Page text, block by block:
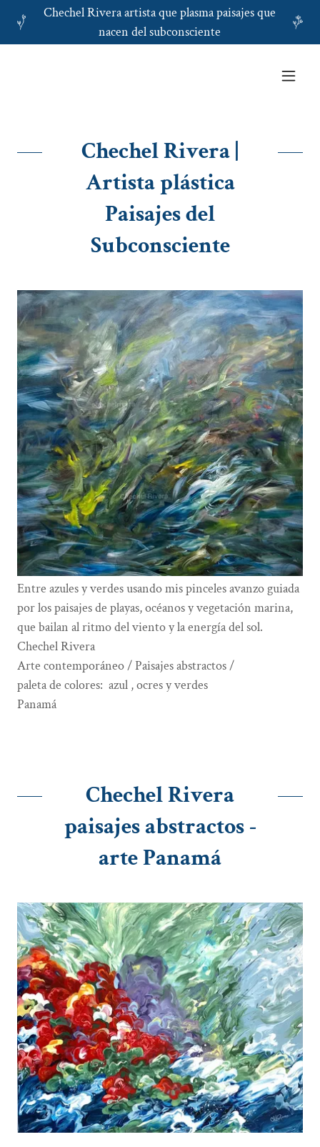
Chechel Rivera artista que plasma paisajes que
nacen del subconsciente
Chechel Rivera |
Artista plástica
Paisajes del
Subconsciente
Entre azules y verdes usando mis pinceles avanzo guiada
por los paisajes de playas, océanos y vegetación marina,
que bailan al ritmo del viento y la energía del sol.
Chechel Rivera
Arte contemporáneo / Paisajes abstractos /
paleta de colores: azul , ocres y verdes
Panamá
Chechel Rivera
paisajes abstractos -
arte Panamá